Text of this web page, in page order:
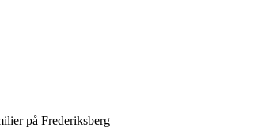
på Frederiksberg